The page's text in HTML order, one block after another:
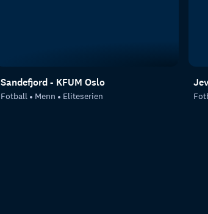
Sandefjord - KFUM Oslo
Fotball Menn Eliteserien